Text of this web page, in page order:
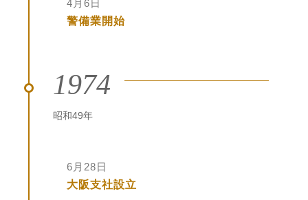
4月6日
警備業開始
1974
昭和49年
6月28日
大阪支社設立